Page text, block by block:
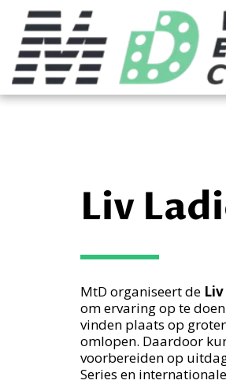
Liv
MtD organiseert de
om ervaring op te
vinden plaats op
omlopen. Daardoor
voorbereiden op
Series en